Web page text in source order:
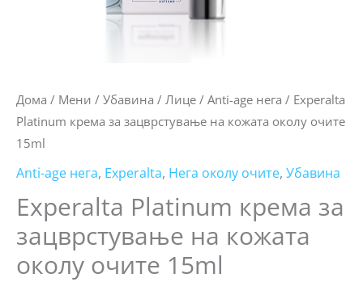
Дома / Мени / Убавина / Лице / Anti-age нега / Experalta
Platinum крема за зацврстување на кожата околу очите
15ml
Anti-age нега, Experalta, Нега околу очите, Убавина
Experalta Platinum крема за
зацврстување на кожата
околу очите 15ml